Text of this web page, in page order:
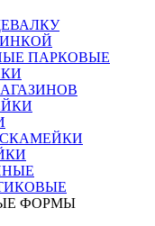
ПАРКОВЫЕ
ФОРМЫ